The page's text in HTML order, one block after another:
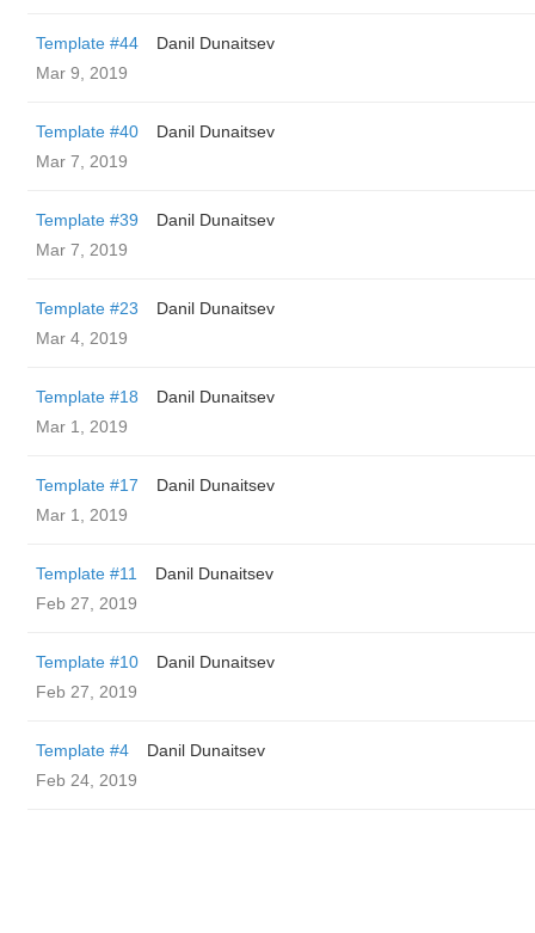
Template #44
Danil Dunaitsev
Mar 9, 2019
Template #40
Danil Dunaitsev
Mar 7, 2019
Template #39
Danil Dunaitsev
Mar 7, 2019
Template #23
Danil Dunaitsev
Mar 4, 2019
Template #18
Danil Dunaitsev
Mar 1, 2019
Template #17
Danil Dunaitsev
Mar 1, 2019
Template #11
Danil Dunaitsev
Feb 27, 2019
Template #10
Danil Dunaitsev
Feb 27, 2019
Template #4
Danil Dunaitsev
Feb 24, 2019